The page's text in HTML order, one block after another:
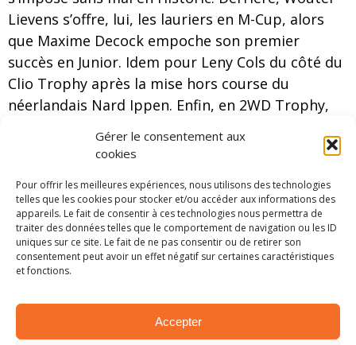
Gérer le consentement aux
cookies
Pour offrir les meilleures expériences, nous utilisons des technologies
telles que les cookies pour stocker et/ou accéder aux informations des
appareils. Le fait de consentir à ces technologies nous permettra de
traiter des données telles que le comportement de navigation ou les ID
uniques sur ce site. Le fait de ne pas consentir ou de retirer son
consentement peut avoir un effet négatif sur certaines caractéristiques
et fonctions.
Accepter
Lievens s’offre, lui, les lauriers en M-Cup, alors
que Maxime Decock empoche son premier
succès en Junior. Idem pour Leny Cols du côté du
Clio Trophy après la mise hors course du
néerlandais Nard Ippen. Enfin, en 2WD Trophy,